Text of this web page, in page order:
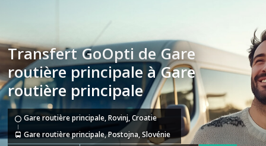
Transfert GoOpti de Gare
routière principale à Gare
routière principale
Gare routière principale, Rovinj, Croatie
Gare routière principale, Postojna, Slovénie